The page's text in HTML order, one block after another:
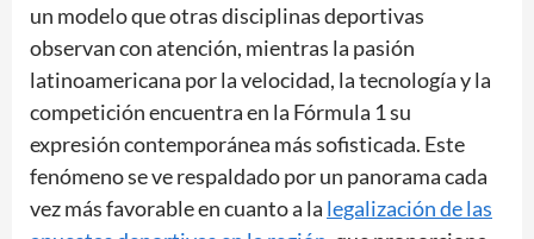
un modelo que otras disciplinas deportivas
observan con atención, mientras la pasión
latinoamericana por la velocidad, la tecnología y la
competición encuentra en la Fórmula 1 su
expresión contemporánea más sofisticada. Este
fenómeno se ve respaldado por un panorama cada
vez más favorable en cuanto a la legalización de las